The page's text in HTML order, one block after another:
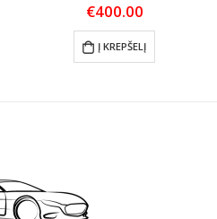
€400.00
Į KREPŠELĮ